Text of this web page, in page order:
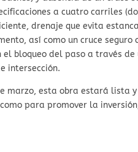
a cuatro carriles
drenaje que evita
así como un cruce seguro
bloqueo del paso a través de
intersección.
marzo, esta obra estará lista
para promover la